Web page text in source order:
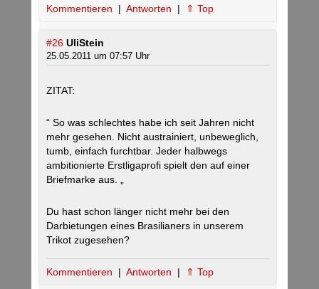
Kommentieren | Antworten | ⇑ Top
#26 UliStein
25.05.2011 um 07:57 Uhr
ZITAT:
“ So was schlechtes habe ich seit Jahren nicht
mehr gesehen. Nicht austrainiert, unbeweglich,
tumb, einfach furchtbar. Jeder halbwegs
ambitionierte Erstligaprofi spielt den auf einer
Briefmarke aus. „
Du hast schon länger nicht mehr bei den
Darbietungen eines Brasilianers in unserem
Trikot zugesehen?
Kommentieren | Antworten | ⇑ Top